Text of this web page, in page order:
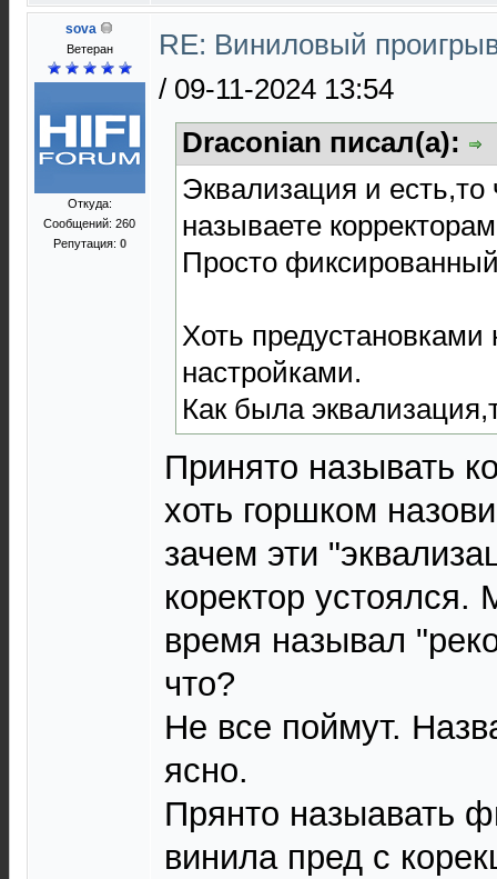
sova
Ветеран
Откуда:
Сообщений: 260
Репутация: 0
RE: Виниловый
/ 09-11-2024 13:54
Draconian писал(а):
Эквализация и
называете
Просто
Хоть предустановками
настройками.
Как была
Принято называть
хоть горшком
зачем эти
коректор
время называл
что?
Не все поймут.
ясно.
Прянто назыавать
винила пред с